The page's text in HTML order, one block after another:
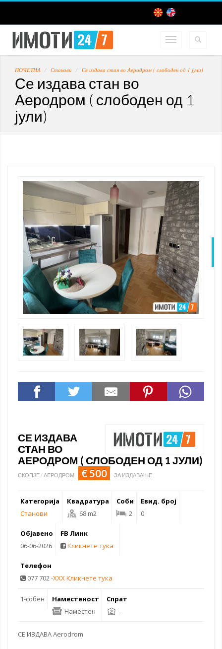
ПОЧЕТНА Станови Се издава стан во Аеродром ( слободен од 1 јули)
Се издава стан во
Аеродром ( слободен од 1
јули)
СЕ ИЗДАВА
СТАН ВО
АЕРОДРОМ ( СЛОБОДЕН ОД 1 ЈУЛИ)
СКОПЈЕ / АЕРОДРОМ € 500 ЗА ИЗДАВАЊЕ
Категорија
Станови
Квадратура
68 m2
Соби
2
Евид. број
0
Објавено
06-06-2026
FB Линк
Кликнете тука
Телефон
077 702-XXX Кликнете тука
1-собен
Наместеност
Наместен
Спрат
-
СЕ ИЗДАВА Aerodrom